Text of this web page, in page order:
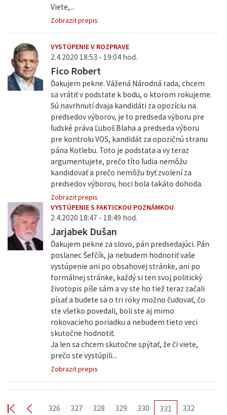
Viete,...
Zobrazit prepis
VYSTÚPENIE V ROZPRAVE
2.4.2020 18:53 - 19:04 hod.
Fico Robert
Ďakujem pekne. Vážená Národná rada, chcem
sa vrátiť v podstate k bodu, o ktorom rokujeme.
Sú navrhnutí dvaja kandidáti za opozíciu na
predsedov výborov, je to predseda výboru pre
ľudské práva Ľuboš Blaha a predseda výboru
pre kontrolu VOS, kandidát za opozičnú stranu
pána Kotlebu. Toto je podstata a vy teraz
argumentujete, prečo títo ľudia nemôžu
kandidovať a prečo nemôžu byť zvolení za
predsedov výborov, hoci bola takáto dohoda.
Zobrazit prepis
VYSTÚPENIE S FAKTICKOU POZNÁMKOU
2.4.2020 18:47 - 18:49 hod.
Jarjabek Dušan
Ďakujem pekne za slovo, pán predsedajúci. Pán
poslanec Šefčík, ja nebudem hodnotiť vaše
vystúpenie ani po obsahovej stránke, ani po
formálnej stránke, každý si ten svoj politický
životopis píše sám a vy ste ho tiež teraz začali
písať a budete sa o tri roky možno čudovať, čo
ste všetko povedali, boli ste aj mimo
rokovacieho poriadku a nebudem tieto veci
skutočne hodnotiť.
Ja len sa chcem skutočne spýtať, že či viete,
prečo ste vystúpili...
Zobrazit prepis
326 327 328 329 330 331 332